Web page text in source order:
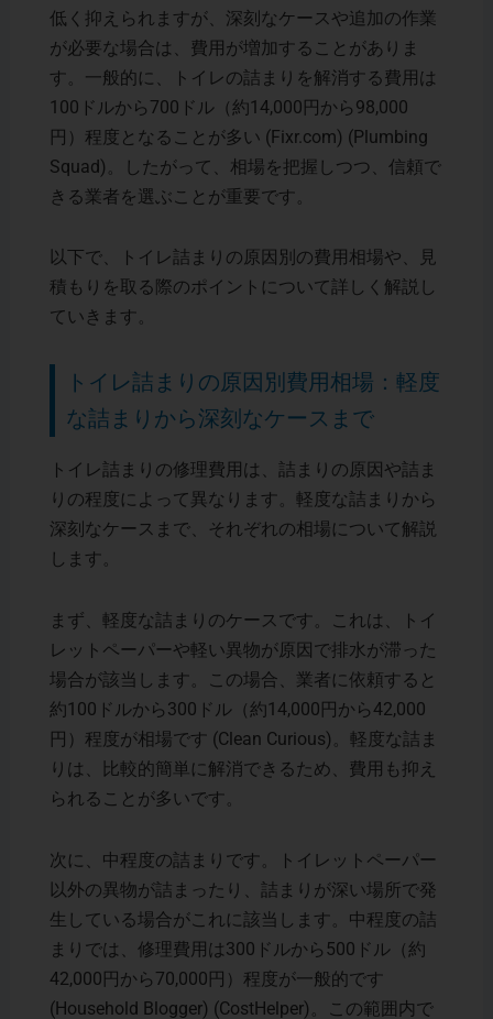
低く抑えられますが、深刻なケースや追加の作業
が必要な場合は、費用が増加することがありま
す。一般的に、トイレの詰まりを解消する費用は
100ドルから700ドル（約14,000円から98,000
円）程度となることが多い​ (Fixr.com)​ (Plumbing
Squad)。したがって、相場を把握しつつ、信頼で
きる業者を選ぶことが重要です。
以下で、トイレ詰まりの原因別の費用相場や、見
積もりを取る際のポイントについて詳しく解説し
ていきます。
トイレ詰まりの原因別費用相場：軽度
な詰まりから深刻なケースまで
トイレ詰まりの修理費用は、詰まりの原因や詰ま
りの程度によって異なります。軽度な詰まりから
深刻なケースまで、それぞれの相場について解説
します。
まず、軽度な詰まりのケースです。これは、トイ
レットペーパーや軽い異物が原因で排水が滞った
場合が該当します。この場合、業者に依頼すると
約100ドルから300ドル（約14,000円から42,000
円）程度が相場です​ (Clean Curious)。軽度な詰ま
りは、比較的簡単に解消できるため、費用も抑え
られることが多いです。
次に、中程度の詰まりです。トイレットペーパー
以外の異物が詰まったり、詰まりが深い場所で発
生している場合がこれに該当します。中程度の詰
まりでは、修理費用は300ドルから500ドル（約
42,000円から70,000円）程度が一般的です​
(Household Blogger)​ (CostHelper)。この範囲内で